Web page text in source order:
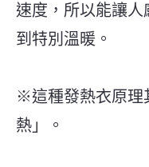
速度，所以能讓人
到特別溫暖。
※這種發熱衣原理
熱」。